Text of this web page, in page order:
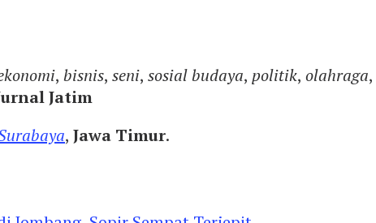
, bisnis, seni, sosial budaya, politik, olahraga,
Jatim
, Jawa Timur.